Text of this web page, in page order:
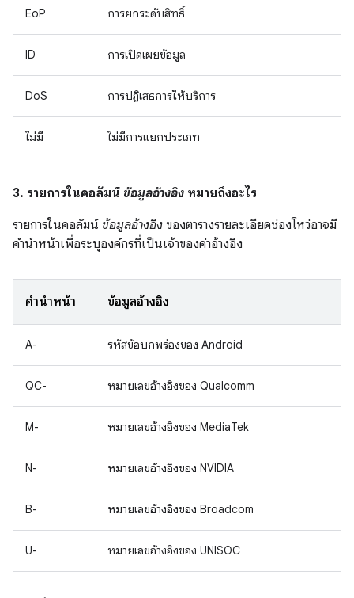
EoP การยกระดับสิทธิ์
ID การเปิดเผยข้อมูล
DoS การปฏิเสธการให้บริการ
ไม่มี ไม่มีการแยกประเภท
3. รายการในคอลัมน์ ข้อมูลอ้างอิง หมายถึงอะไร
รายการในคอลัมน์ ข้อมูลอ้างอิง ของตารางรายละเอียดช่องโหว่อาจมี
คำนำหน้าเพื่อระบุองค์กรที่เป็นเจ้าของค่าอ้างอิง
คำนำหน้า ข้อมูลอ้างอิง
A- รหัสข้อบกพร่องของ Android
QC- หมายเลขอ้างอิงของ Qualcomm
M- หมายเลขอ้างอิงของ MediaTek
N- หมายเลขอ้างอิงของ NVIDIA
B- หมายเลขอ้างอิงของ Broadcom
U- หมายเลขอ้างอิงของ UNISOC